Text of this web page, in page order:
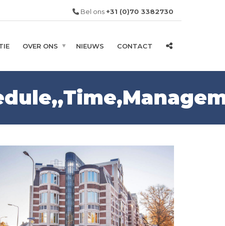
Bel ons +31 (0)70 3382730
OVER ONS NIEUWS CONTACT